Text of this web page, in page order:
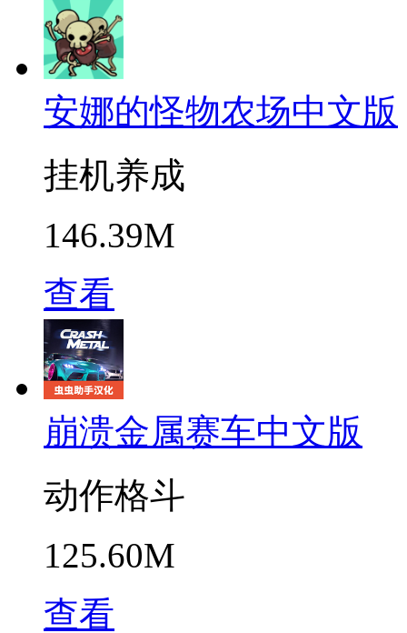
安娜的怪物农场中文版
挂机养成
146.39M
查看
崩溃金属赛车中文版
动作格斗
125.60M
查看